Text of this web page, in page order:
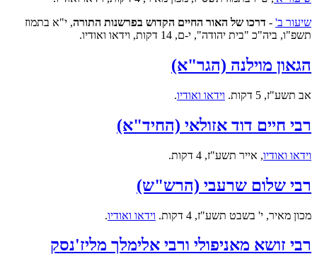
שיעור ב' - דרכו של האור החיים הקדוש בפרשנות התורה, י"א בתמוז
תשפ"ו, ביה"כ "בית יהודה", י-ם, 14 דקות, וידאו ואודיו.
הגאון מוילנה (הגר"א)
אב תשע"ז, 5 דקות. וידאו ואודיו.
רבי חיים דוד אזולאי (החיד"א)
וידאו ואודיו, אייר תשע"ז, 4 דקות.
רבי שלום שרעבי (הרש"ש)
מכון מאיר, י' בשבט תשע"ז, 4 דקות. וידאו ואודיו.
רבי זושא מאניפולי ורבי אלימלך מליז'נסק